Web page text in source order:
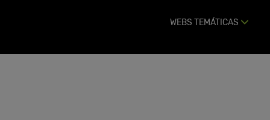
WEBS TEMÁTICAS